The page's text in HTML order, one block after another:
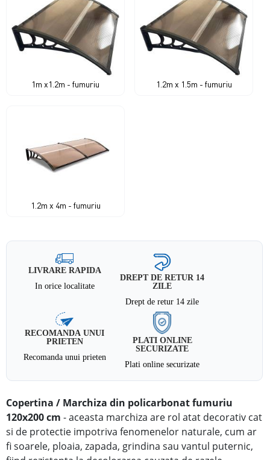
1m x1.2m - fumuriu 1.2m x 1.5m - fumuriu
1.2m x 4m - fumuriu
LIVRARE RAPIDA
In orice localitate
DREPT DE RETUR 14
ZILE
Drept de retur 14 zile
RECOMANDA UNUI
PRIETEN
Recomanda unui prieten
PLATI ONLINE
SECURIZATE
Plati online securizate
Copertina / Marchiza din policarbonat fumuriu
120x200 cm -aceasta marchiza are rol atat decorativ cat
si de protectie impotriva fenomenelor naturale, cum ar
fi soarele, ploaia, zapada, grindina sau vantul puternic,